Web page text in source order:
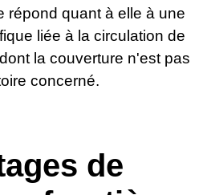
répond quant à elle à une
liée à la circulation de
la couverture n'est pas
concerné.
de